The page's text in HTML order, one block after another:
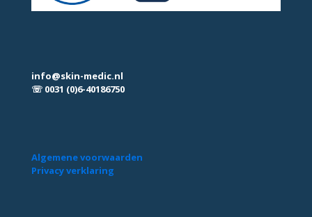
info@skin-medic.nl
☏ 0031 (0)6-40186750
Algemene voorwaarden
Privacy verklaring